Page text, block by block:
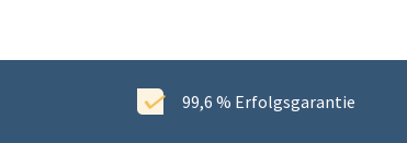
99,6 % Erfolgsgarantie